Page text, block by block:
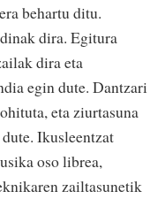
behartu ditu.
dira. Egitura
dira eta
egin dute. Dantzari
eta ziurtasuna
Ikusleentzat
oso librea,
zailtasunetik